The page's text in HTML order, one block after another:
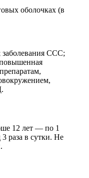
оболочках (в
заболевания ССС;
12 лет — по 1
раза в сутки. Не